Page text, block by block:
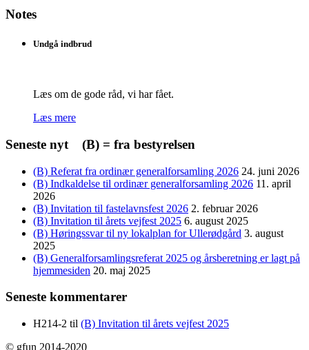
dato
Notes
Undgå indbrud
Læs om de gode råd, vi har fået.
Læs mere
Seneste nyt (B) = fra bestyrelsen
(B) Referat fra ordinær generalforsamling 2026 24. juni 2026
(B) Indkaldelse til ordinær generalforsamling 2026 11. april
2026
(B) Invitation til fastelavnsfest 2026 2. februar 2026
(B) Invitation til årets vejfest 2025 6. august 2025
(B) Høringssvar til ny lokalplan for Ullerødgård 3. august
2025
(B) Generalforsamlingsreferat 2025 og årsberetning er lagt på
hjemmesiden 20. maj 2025
Seneste kommentarer
H214-2 til (B) Invitation til årets vejfest 2025
© gfun 2014-2020